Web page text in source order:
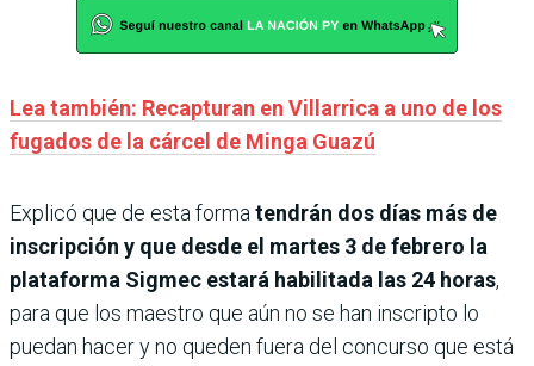
Lea también: Recapturan en Villarrica a uno de los
fugados de la cárcel de Minga Guazú
Explicó que de esta formatendrán dos días más de
inscripción y que desde el martes 3 de febrero la
plataforma Sigmec estará habilitada las 24 horas,
para que los maestro que aún no se han inscripto lo
puedan hacer y no queden fuera del concurso que está